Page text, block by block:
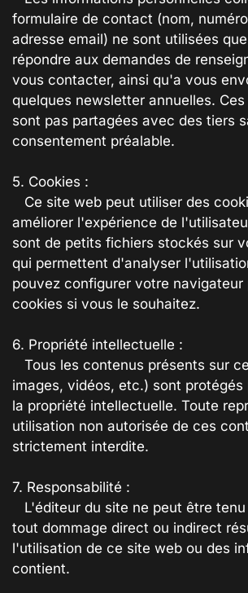
formulaire de contact (nom,
adresse email) ne sont utilisées
répondre aux demandes de
vous contacter, ainsi qu'a vous
quelques newsletter annuelles.
sont pas partagées avec des tiers
consentement préalable.
5. Cookies :
Ce site web peut utiliser des
améliorer l'expérience de
sont de petits fichiers stockés sur
qui permettent d'analyser
pouvez configurer votre navigateur
cookies si vous le souhaitez.
6. Propriété intellectuelle :
Tous les contenus présents sur
images, vidéos, etc.) sont protégés
la propriété intellectuelle. Toute
utilisation non autorisée de ces
strictement interdite.
7. Responsabilité :
L'éditeur du site ne peut être tenu
tout dommage direct ou indirect
l'utilisation de ce site web ou des
contient.